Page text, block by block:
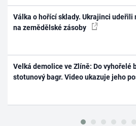
Válka o hořící sklady. Ukrajinci udeřili
na zemědělské zásoby
Velká demolice ve Zlíně: Do vyhořelé
stotunový bagr. Video ukazuje jeho